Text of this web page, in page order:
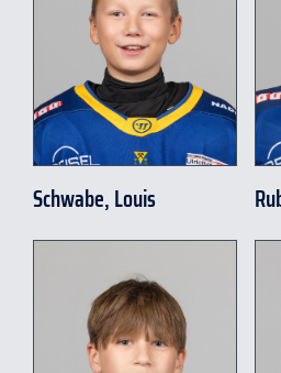
Schwabe, Louis